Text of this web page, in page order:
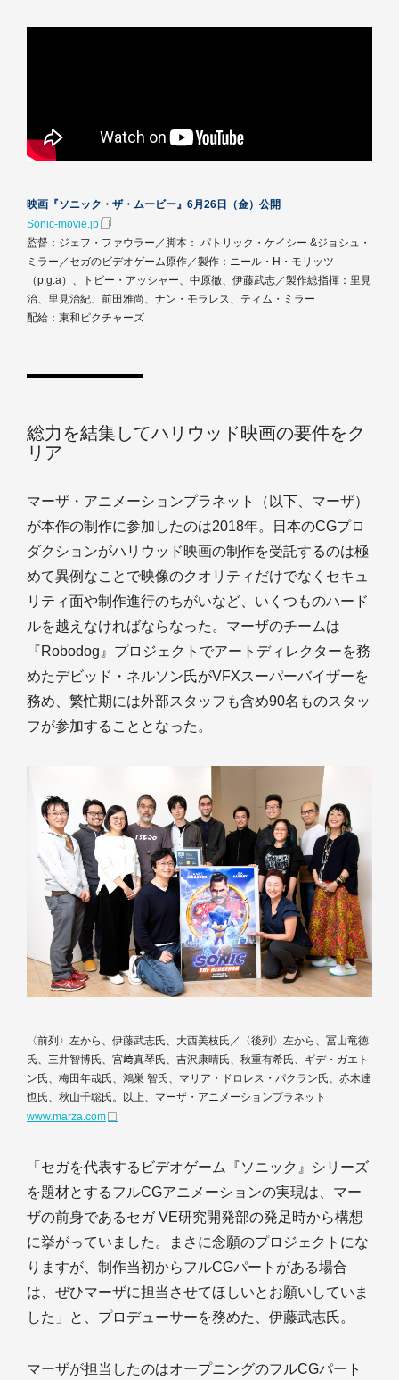
映画『ソニック・ザ・ムービー』6月26日（金）公開
Sonic-movie.jp
監督：ジェフ・ファウラー／脚本： パトリック・ケイシー &ジョシュ・
ミラー／セガのビデオゲーム原作／製作：ニール・H・モリッツ
（p.g.a）、トビー・アッシャー、中原徹、伊藤武志／製作総指揮：里見
治、里見治紀、前田雅尚、ナン・モラレス、ティム・ミラー
配給：東和ピクチャーズ
総力を結集してハリウッド映画の要件をク
リア
マーザ・アニメーションプラネット（以下、マーザ）
が本作の制作に参加したのは2018年。日本のCGプロ
ダクションがハリウッド映画の制作を受託するのは極
めて異例なことで映像のクオリティだけでなくセキュ
リティ面や制作進行のちがいなど、いくつものハード
ルを越えなければならなった。マーザのチームは
『Robodog』プロジェクトでアートディレクターを務
めたデビッド・ネルソン氏がVFXスーパーバイザーを
務め、繁忙期には外部スタッフも含め90名ものスタッ
フが参加することとなった。
〈前列〉左から、伊藤武志氏、大西美枝氏／〈後列〉左から、冨山竜徳
氏、三井智博氏、宮﨑真琴氏、吉沢康晴氏、秋重有希氏、ギデ・ガエト
ン氏、梅田年哉氏、鴻巣 智氏、マリア・ドロレス・パクラン氏、赤木達
也氏、秋山千聡氏。以上、マーザ・アニメーションプラネット
www.marza.com
「セガを代表するビデオゲーム『ソニック』シリーズ
を題材とするフルCGアニメーションの実現は、マー
ザの前身であるセガ VE研究開発部の発足時から構想
に挙がっていました。まさに念願のプロジェクトにな
りますが、制作当初からフルCGパートがある場合
は、ぜひマーザに担当させてほしいとお願いしていま
した」と、プロデューサーを務めた、伊藤武志氏。
マーザが担当したのはオープニングのフルCGパート